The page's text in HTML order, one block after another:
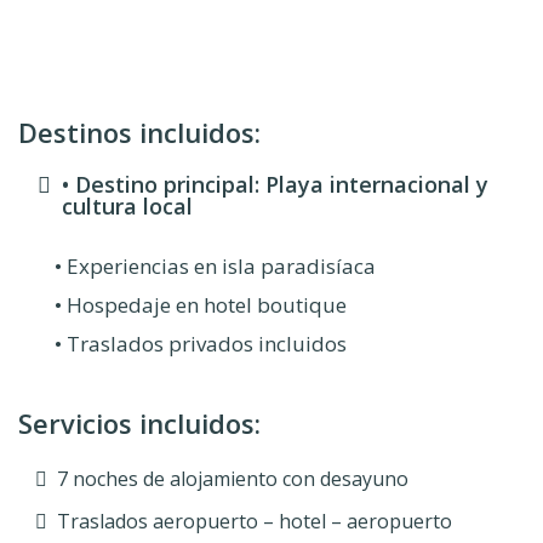
Destinos incluidos:
• Destino principal: Playa internacional y
cultura local
• Experiencias en isla paradisíaca
• Hospedaje en hotel boutique
• Traslados privados incluidos
Servicios incluidos:
7 noches de alojamiento con desayuno
Traslados aeropuerto – hotel – aeropuerto